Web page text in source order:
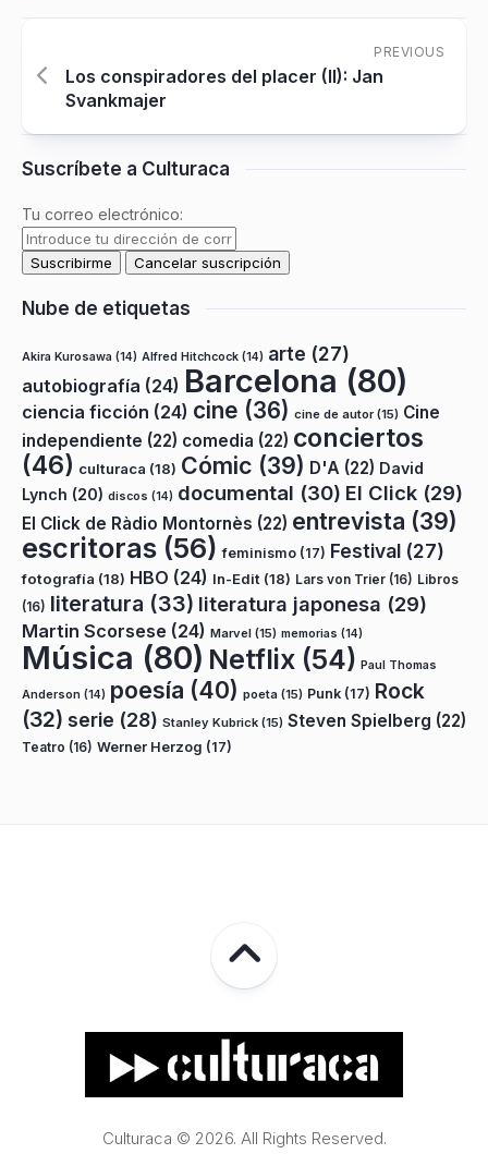
PREVIOUS
Los conspiradores del placer (II): Jan
Svankmajer
Suscríbete a Culturaca
Tu correo electrónico:
Nube de etiquetas
Akira Kurosawa (14) Alfred Hitchcock (14) arte (27)
autobiografía (24) Barcelona (80)
ciencia ficción (24) cine (36) cine de autor(15) Cine
independiente (22) comedia (22) conciertos
(46) culturaca (18) Cómic (39) D'A (22) David
Lynch (20) discos (14) documental (30) El Click (29)
El Click de Ràdio Montornès (22) entrevista (39)
escritoras (56) feminismo (17) Festival (27)
fotografía (18) HBO (24) In-Edit (18) Lars von Trier (16) Libros
(16) literatura (33) literatura japonesa (29)
Martin Scorsese (24) Marvel (15) memorias (14)
Música (80) Netflix (54) Paul Thomas
Anderson (14) poesía (40) poeta (15) Punk (17) Rock
(32) serie (28) Stanley Kubrick (15) Steven Spielberg (22)
Teatro (16) Werner Herzog (17)
Culturaca © 2026. All Rights Reserved.